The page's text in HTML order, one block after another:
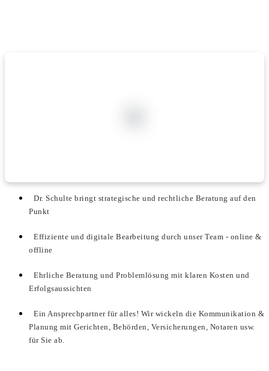
Dr. Schulte bringt strategische und rechtliche Beratung auf den
Punkt
Effiziente und digitale Bearbeitung durch unser Team - online &
offline
Ehrliche Beratung und Problemlösung mit klaren Kosten und
Erfolgsaussichten
Ein Ansprechpartner für alles! Wir wickeln die Kommunikation &
Planung mit Gerichten, Behörden, Versicherungen, Notaren usw.
für Sie ab.